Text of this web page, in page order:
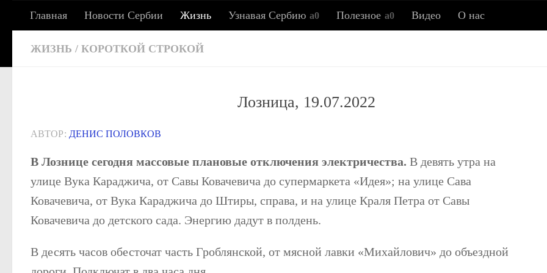
Под записью
СЕРБСКИЕ ХРОНИКИ: Всё о Сербии
Сербия сегодня: жизнь, работа, учеба, адаптация, новости, полезные советы, ссылки, заметки об
Главная Новости Сербии Жизнь Узнавая Сербию Полезное Видео О нас
ЖИЗНЬ / КОРОТКОЙ СТРОКОЙ
Лозница, 19.07.2022
АВТОР: ДЕНИС ПОЛОВКОВ
В Лознице сегодня массовые плановые отключения электричества. В девять утра на
улице Вука Караджича, от Савы Ковачевича до супермаркета «Идея»; на улице Сава
Ковачевича, от Вука Караджича до Штиры, справа, и на улице Краля Петра от Савы
Ковачевича до детского сада. Энергию дадут в полдень.
В десять часов обесточат часть Гроблянской, от мясной лавки «Михайлович» до объездной